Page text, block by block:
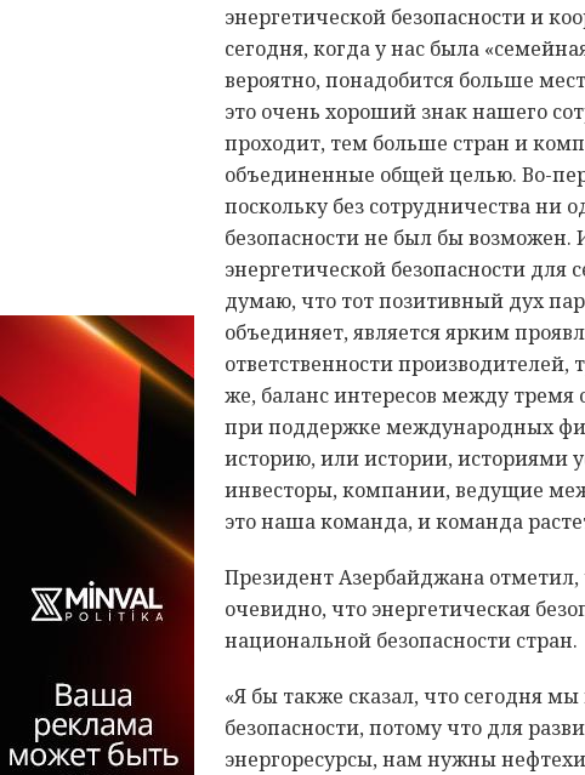
энергетической безопасности и
сегодня, когда у нас была
вероятно, понадобится больше
это очень хороший знак нашего
проходит, тем больше стран и
объединенные общей целью. Во-
поскольку без сотрудничества ни
безопасности не был бы возможен.
энергетической безопасности для
думаю, что тот позитивный дух
объединяет, является ярким
ответственности
же, баланс интересов между тремя
при поддержке международных
историю, или истории, историями
инвесторы, компании, ведущие
это наша команда, и команда
Президент Азербайджана отметил,
очевидно, что энергетическая
национальной безопасности стран.
«Я бы также сказал, что сегодня
безопасности, потому что для
энергоресурсы, нам нужны